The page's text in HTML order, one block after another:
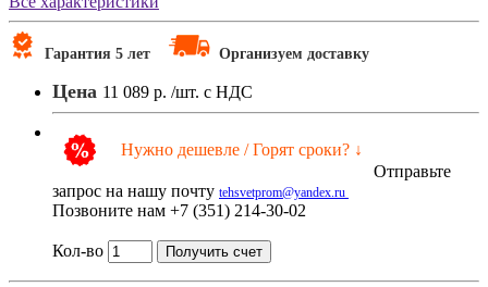
Гарантия 5 лет Организуем доставку
Цена 11 089 р. /шт. с НДС
Нужно дешевле / Горят сроки? ↓
Отправьте
запрос на нашу почту tehsvetprom@yandex.ru
Позвоните нам +7 (351) 214-30-02
Кол-во Получить счет